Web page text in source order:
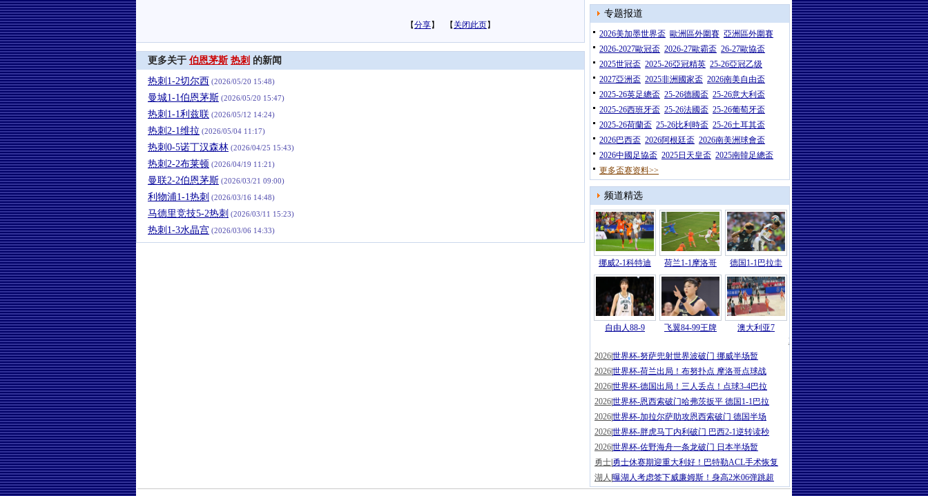
【分享】 【 关闭此页】
更多关于 伯恩茅斯 热刺 的新闻
热刺1-2切尔西 (2026/05/20 15:48)
曼城1-1伯恩茅斯 (2026/05/20 15:47)
热刺1-1利兹联 (2026/05/12 14:24)
热刺2-1维拉 (2026/05/04 11:17)
热刺0-5诺丁汉森林 (2026/04/25 15:43)
热刺2-2布莱顿 (2026/04/19 11:21)
曼联2-2伯恩茅斯 (2026/03/21 09:00)
利物浦1-1热刺 (2026/03/16 14:48)
马德里竞技5-2热刺 (2026/03/11 15:23)
热刺1-3水晶宫 (2026/03/06 14:33)
专题报道
2026美加墨世界盃 歐洲區外圍賽 亞洲區外圍賽
2026-2027歐冠盃 2026-27歐霸盃 26-27歐協盃
2025世冠盃 2025-26亞冠精英 25-26亞冠乙级
2027亞洲盃 2025非洲國家盃 2026南美自由盃
2025-26英足總盃 25-26德國盃 25-26意大利盃
2025-26西班牙盃 25-26法國盃 25-26葡萄牙盃
2025-26荷蘭盃 25-26比利時盃 25-26土耳其盃
2026巴西盃 2026阿根廷盃 2026南美洲球會盃
2026中國足協盃 2025日天皇盃 2025南韓足總盃
更多盃赛资料>>
频道精选
挪威2-1科特迪 荷兰1-1摩洛哥 德国1-1巴拉圭
自由人88-9 飞翼84-99王牌
澳大利亚7
2026 |世界杯-哈兰德86分绝杀努萨世界
2026世界杯-努萨兜射世界波破门 挪威半场暂
2026世界杯-荷兰出局！布努扑点 摩洛哥点球战
2026世界杯-德国出局！三人丢点！点球3-4巴拉
2026世界杯-恩西索破门哈弗茨扳平 德国1-1巴拉
2026世界杯-加拉尔萨助攻恩西索破门 德国半场
2026世界杯-胖虎马丁内利破门 巴西2-1逆转读秒
2026世界杯-佐野海舟一条龙破门 日本半场暂
勇士 勇士休赛期迎重大利好！巴特勒ACL手术恢复
湖人 曝湖人考虑签下威廉姆斯！身高2米06弹跳超